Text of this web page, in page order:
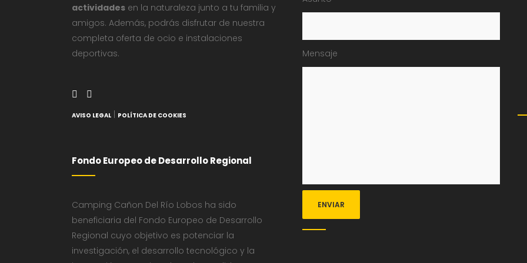
actividades en la naturaleza junto a tu familia y
amigos. Además, podrás disfrutar de nuestra
completa oferta de ocio e instalaciones
deportivas.
AVISO LEGAL POLÍTICA DE COOKIES
Fondo Europeo de Desarrollo Regional
Camping Cañon Del Río Lobos ha sido
beneficiaria del Fondo Europeo de Desarrollo
Regional cuyo objetivo es potenciar la
investigación, el desarrollo tecnológico y la
Mensaje